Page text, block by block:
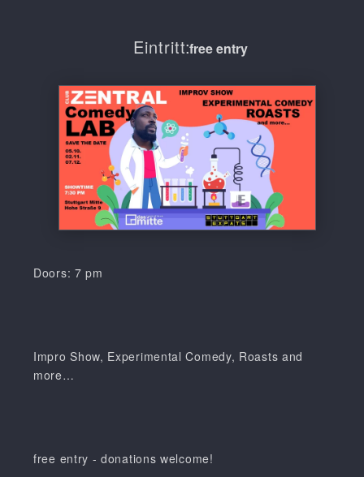
Eintritt:free entry
Doors: 7 pm
Impro Show, Experimental Comedy, Roasts and
more…
free entry - donations welcome!